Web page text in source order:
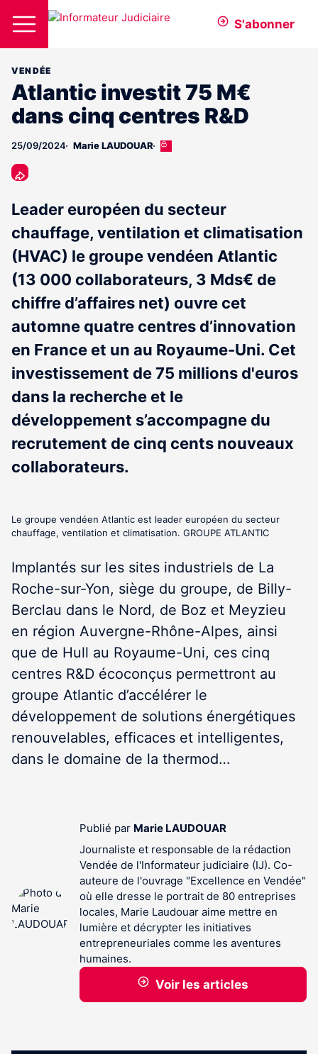
S'abonner
VENDÉE
Atlantic investit 75 M€
dans cinq centres R&D
25/09/2024 Marie LAUDOUAR
Cet
abonnés
Leader européen du secteur
chauffage, ventilation et climatisation
(HVAC) le groupe vendéen Atlantic
(13 000 collaborateurs, 3 Mds€ de
chiffre d’affaires net) ouvre cet
automne quatre centres d’innovation
en France et un au Royaume-Uni. Cet
investissement de 75 millions d'euros
dans la recherche et le
développement s’accompagne du
recrutement de cinq cents nouveaux
collaborateurs.
Le groupe vendéen Atlantic est leader européen du secteur
chauffage, ventilation et climatisation. GROUPE ATLANTIC
Implantés sur les sites industriels de La
Roche-sur-Yon, siège du groupe, de Billy-
Berclau dans le Nord, de Boz et Meyzieu
en région Auvergne-Rhône-Alpes, ainsi
que de Hull au Royaume-Uni, ces cinq
centres R&D écoconçus permettront au
groupe Atlantic d’accélérer le
développement de solutions énergétiques
renouvelables, efficaces et intelligentes,
dans le domaine de la thermod…
Publié par Marie LAUDOUAR
Journaliste et responsable de la rédaction
Vendée de l'Informateur judiciaire (IJ). Co-
auteure de l'ouvrage "Excellence en Vendée"
où elle dresse le portrait de 80 entreprises
locales, Marie Laudouar aime mettre en
lumière et décrypter les initiatives
entrepreneuriales comme les aventures
humaines.
Voir les articles